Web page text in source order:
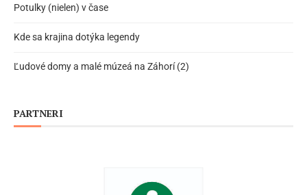
Potulky (nielen) v čase
Kde sa krajina dotýka legendy
Ľudové domy a malé múzeá na Záhorí (2)
PARTNERI